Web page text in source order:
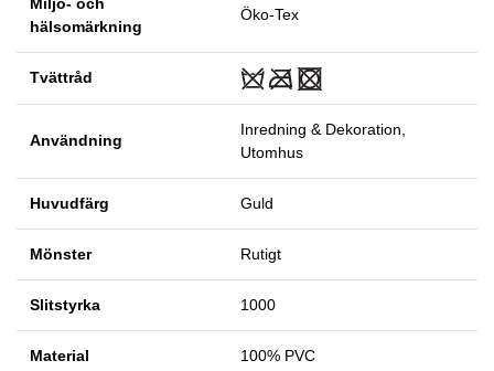
hälsomärkning
Öko-Tex
Tvättråd
Användning
Inredning & Dekoration,
Utomhus
Huvudfärg Guld
Mönster Rutigt
Slitstyrka 1000
Material 100% PVC